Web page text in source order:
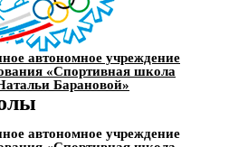
автономное учреждение
«Спортивная школа
Барановой»
автономное учреждение